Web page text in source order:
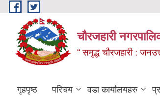
Skip to main content
चौरजहारी
“ समृद्ध चौरजहारी :
गृहपृष्ठ परिचय वडा कार्यालयहरु